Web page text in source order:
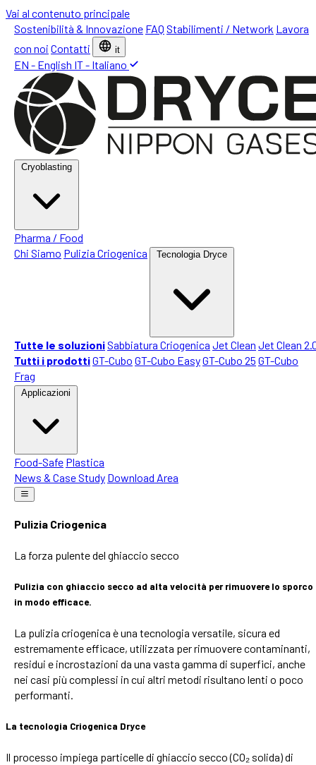
Vai al contenuto principale
Sostenibilità & Innovazione FAQ Stabilimenti / Network Lavora
con noi Contatti it
EN - English IT - Italiano
Cryoblasting
Pharma / Food
Chi Siamo Pulizia Criogenica Tecnologia Dryce
Tutte le soluzioniSabbiatura Criogenica Jet Clean Jet Clean
Tutti i prodottiGT-Cubo GT-Cubo EasyGT-Cubo 25 GT-Cubo
Frag
Applicazioni
Food-Safe Plastica
News & Case Study Download Area
Pulizia Criogenica
La forza pulente del ghiaccio secco
Pulizia con ghiaccio secco ad alta velocità per rimuovere lo sporco
in modo efficace.
La pulizia criogenica è una tecnologia versatile, sicura ed
estremamente efficace, utilizzata per rimuovere contaminanti,
residui e incrostazioni da una vasta gamma di superfici, anche
nei casi più complessi in cui altri metodi risultano lenti o poco
performanti.
La tecnologia Criogenica Dryce
Il processo impiega particelle di ghiaccio secco (CO₂ solida) di